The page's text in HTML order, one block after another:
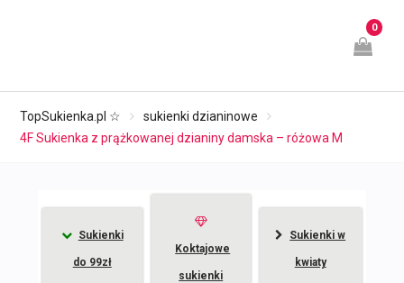
0
TopSukienka.pl ☆
sukienki dzianinowe
4F Sukienka z prążkowanej dzianiny damska – różowa M
Sukienki
do 99zł
Koktajowe
sukienki
Sukienki w
kwiaty